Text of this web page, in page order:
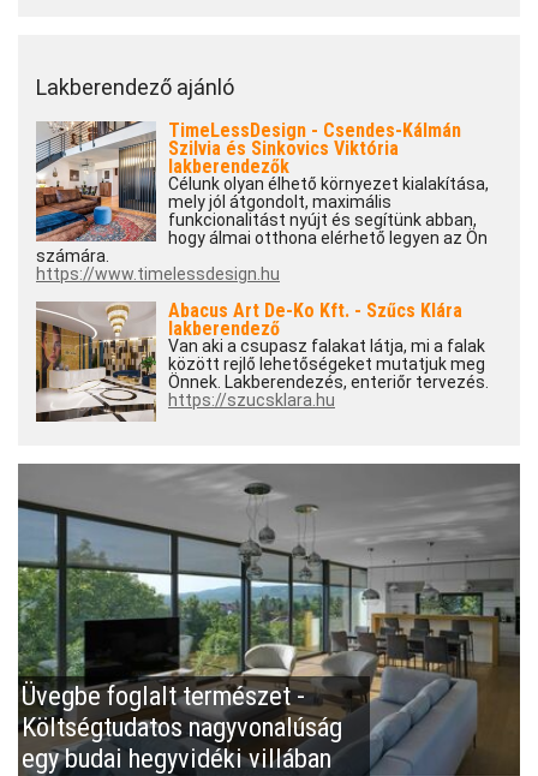
Lakberendező ajánló
TimeLessDesign - Csendes-Kálmán
Szilvia és Sinkovics Viktória
lakberendezők
Célunk olyan élhető környezet kialakítása,
mely jól átgondolt, maximális
funkcionalitást nyújt és segítünk abban,
hogy álmai otthona elérhető legyen az Ön
számára.
https://www.timelessdesign.hu
Abacus Art De-Ko Kft. - Szűcs Klára
lakberendező
Van aki a csupasz falakat látja, mi a falak
között rejlő lehetőségeket mutatjuk meg
Önnek. Lakberendezés, enteriőr tervezés.
https://szucsklara.hu
Üvegbe foglalt természet -
Költségtudatos nagyvonalúság
egy budai hegyvidéki villában